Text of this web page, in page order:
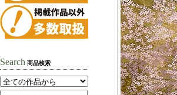
Search 商品検索